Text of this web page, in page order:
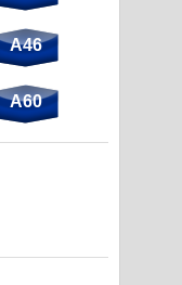
A46
A60
Staumelder